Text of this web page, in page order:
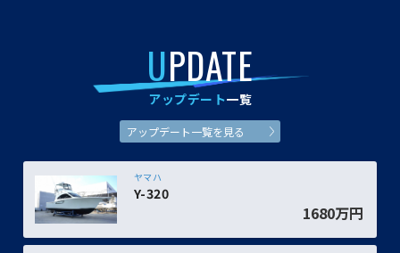
アップデート一覧
UPDATE
アップデート一覧を見る
Y-320
ヤマハ
1680万円